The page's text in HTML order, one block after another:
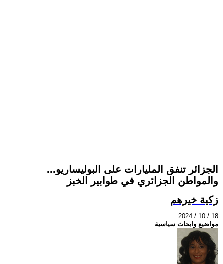
الجزائر تنفق المليارات على البوليساريو...
والمواطن الجزائري في طوابير الخبز
زكية خيرهم
2024 / 10 / 18
مواضيع وابحاث سياسية